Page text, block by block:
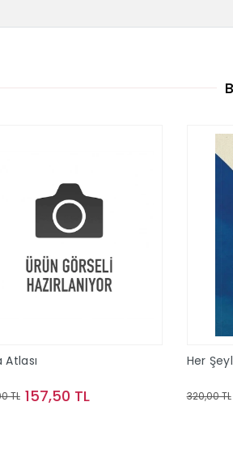
Atlası
TL 157,50 TL
Her
320,00 TL